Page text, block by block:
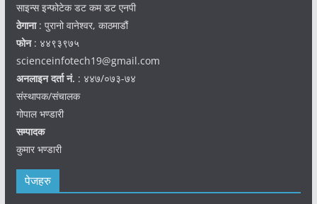
साइन्स इन्फोटेक डट कम डट एनपी
ठेगाना: पुरानो वानेश्वर, काठमाडौं
फोन: ४४९३९७५
scienceinfotech19@gmail.com
अनलाइन दर्ता नं. : ४४७/०७३-७४
संस्थापक/संचालक
गोपाल भण्डारी
सम्पादक
कुमार भण्डारी
पेजहरु